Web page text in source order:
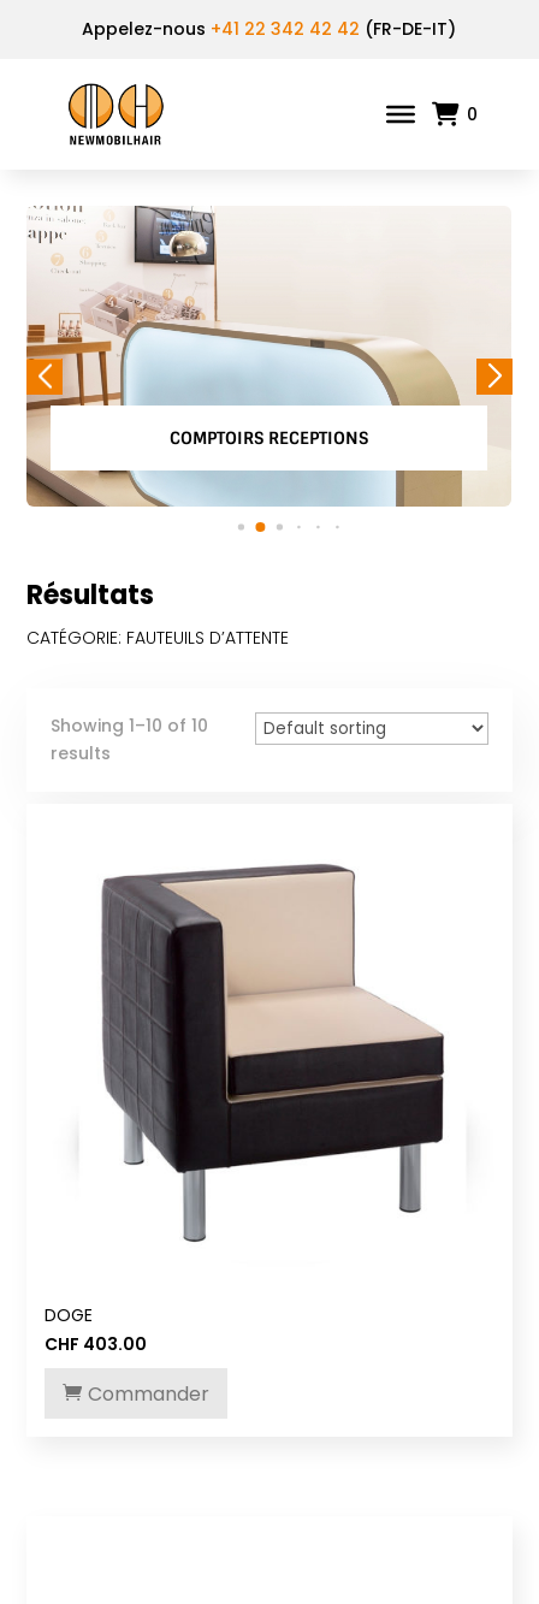
Appelez-nous +41 22 342 42 42 (FR-DE-IT)
0
COMPTOIRS RECEPTIONS
Résultats
CATÉGORIE: FAUTEUILS D’ATTENTE
Showing 1–10 of 10
results
DOGE
CHF 403.00
Commander